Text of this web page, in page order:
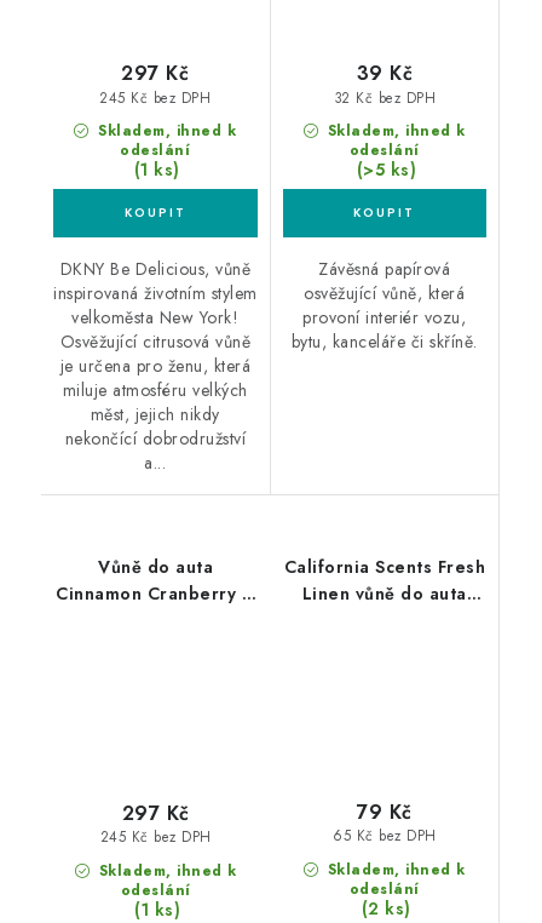
Skladem, ihned k
odeslání
(1 ks)
245 Kč bez DPH
297 Kč
DKNY Be Delicious, vůně
inspirovaná životním stylem
velkoměsta New York!
Osvěžující citrusová vůně
je určena pro ženu, která
miluje atmosféru velkých
měst, jejich nikdy
nekončící dobrodružství
a...
Skladem, ihned k
odeslání
(>5 ks)
32 Kč bez DPH
39 Kč
Závěsná papírová
osvěžující vůně, která
provoní interiér vozu,
bytu, kanceláře či skříně.
Vůně do auta
Cinnamon Cranberry &
Skladem, ihned k
odeslání
(1 ks)
245 Kč bez DPH
297 Kč
California Scents Fresh
Linen vůně do auta
Skladem, ihned k
odeslání
(2 ks)
65 Kč bez DPH
79 Kč